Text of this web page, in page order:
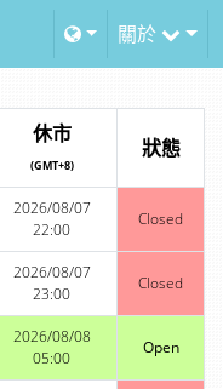
關於
休市
(GMT+8)
狀態
2026/08/07
22:00
Closed
2026/08/07
23:00
Closed
2026/08/08
05:00
Open